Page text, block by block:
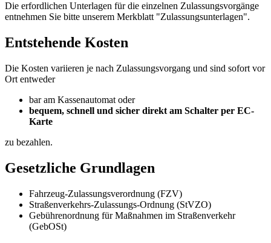
Die erfordlichen Unterlagen für die einzelnen Zulassungsvorgänge
entnehmen Sie bitte unserem Merkblatt "Zulassungsunterlagen".
Entstehende Kosten
Die Kosten variieren je nach Zulassungsvorgang und sind sofort vor
Ort entweder
bar am Kassenautomat oder
bequem, schnell und sicher direkt am Schalter per EC-
Karte
zu bezahlen.
Gesetzliche Grundlagen
Fahrzeug-Zulassungsverordnung (FZV)
Straßenverkehrs-Zulassungs-Ordnung (StVZO)
Gebührenordnung für Maßnahmen im Straßenverkehr
(GebOSt)